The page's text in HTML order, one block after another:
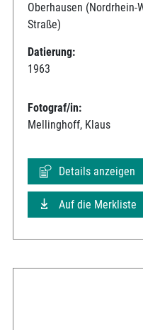
Oberhausen (Nordrhein-
Straße)
Datierung:
1963
Fotograf/in:
Mellinghoff, Klaus
Details anzeigen
Auf die Merkliste